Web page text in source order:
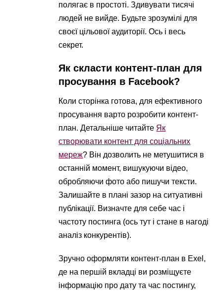
полягає в простоті. Здивувати тисячі
людей не вийде. Будьте зрозумілі для
своєї цільової аудиторії. Ось і весь
секрет.
Як скласти контент-план для
просування в Facebook?
Коли сторінка готова, для ефективного
просування варто розробити контент-
план. Детальніше читайте Як
створювати контент для соціальних
мереж? Він дозволить не метушитися в
останній момент, вишукуючи відео,
обробляючи фото або пишучи тексти.
Залишайте в плані зазор на ситуативні
публікації. Визначте для себе час і
частоту постинга (ось тут і стане в нагоді
аналіз конкурентів).
Зручно оформляти контент-план в Exel,
де на першій вкладці ви розміщуєте
інформацію про дату та час постингу,